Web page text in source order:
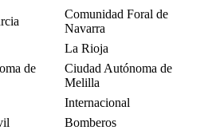
Comunidad Foral de
Navarra
La Rioja
de
Ciudad Autónoma de
Melilla
Internacional
Bomberos